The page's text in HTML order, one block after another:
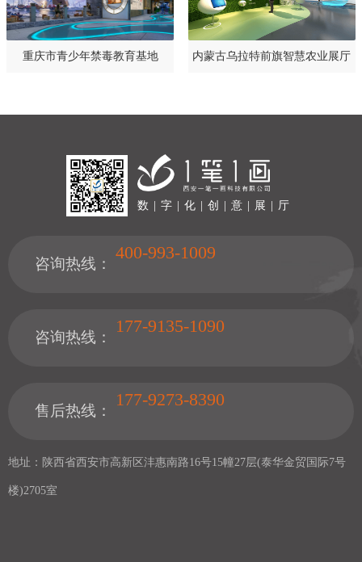
重庆市青少年禁毒教育基地 内蒙古乌拉特前旗智慧农业展厅
数 | 字 | 化 | 创 | 意 | 展 | 厅
咨询热线：
400-993-1009
咨询热线：
177-9135-1090
售后热线：
177-9273-8390
地址：陕西省西安市高新区沣惠南路16号15幢27层(泰华金贸国际7号
楼)2705室